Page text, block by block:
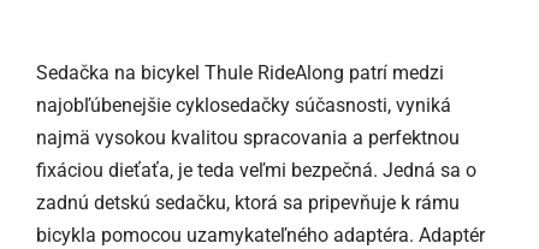
Sedačka na bicykel Thule RideAlong patrí medzi
najobľúbenejšie cyklosedačky súčasnosti, vyniká
najmä vysokou kvalitou spracovania a perfektnou
fixáciou dieťaťa, je teda veľmi bezpečná. Jedná sa o
zadnú detskú sedačku, ktorá sa pripevňuje k rámu
bicykla pomocou uzamykateľného adaptéra. Adaptér